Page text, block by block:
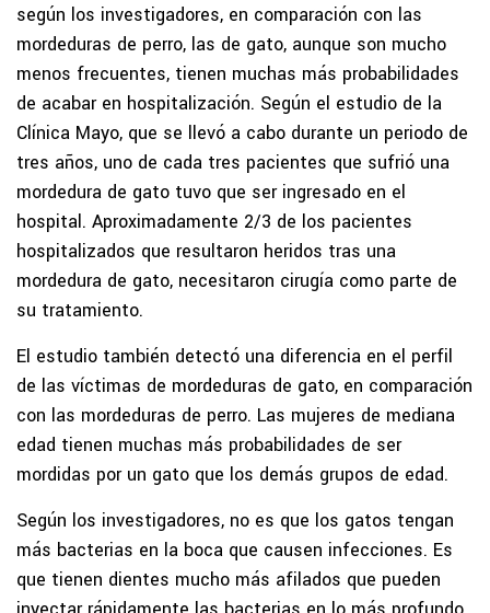
según los investigadores, en comparación con las
mordeduras de perro, las de gato, aunque son mucho
menos frecuentes, tienen muchas más probabilidades
de acabar en hospitalización. Según el estudio de la
Clínica Mayo, que se llevó a cabo durante un periodo de
tres años, uno de cada tres pacientes que sufrió una
mordedura de gato tuvo que ser ingresado en el
hospital. Aproximadamente 2/3 de los pacientes
hospitalizados que resultaron heridos tras una
mordedura de gato, necesitaron cirugía como parte de
su tratamiento.
El estudio también detectó una diferencia en el perfil
de las víctimas de mordeduras de gato, en comparación
con las mordeduras de perro. Las mujeres de mediana
edad tienen muchas más probabilidades de ser
mordidas por un gato que los demás grupos de edad.
Según los investigadores, no es que los gatos tengan
más bacterias en la boca que causen infecciones. Es
que tienen dientes mucho más afilados que pueden